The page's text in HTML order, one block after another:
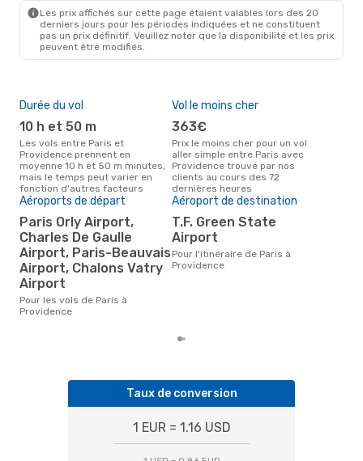
- PVD
JetBlue Airways1 Escale
PVD- PAR
PAR- PVD
American Airlines
PVD - PAR
Les prix affichés sur cette page étaient valables lors des 20
derniers jours pour les périodes indiquées et ne constituent
pas un prix définitif. Veuillez noter que la disponibilité et les prix
peuvent être modifiés.
Durée du vol
10 h et 50 m
Les vols entre Paris et
Providence prennent en
moyenne 10 h et 50 m minutes,
mais le temps peut varier en
fonction d'autres facteurs
Vol le moins cher
363€
Prix le moins cher pour un vol
aller simple entre Paris avec
Providence trouvé par nos
clients au cours des 72
dernières heures
Aéroports de départ
Paris Orly Airport,
Charles De Gaulle
Airport, Paris-Beauvais
Airport, Chalons Vatry
Airport
Pour les vols de Paris à
Providence
Aéroport de destination
T.F. Green State
Airport
Pour l'itinéraire de Paris à
Providence
Taux de conversion
1 EUR = 1.16 USD